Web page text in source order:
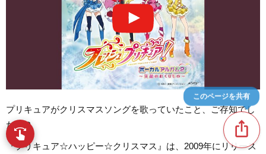
プリキュアがクリスマスソングを歌っていたこと、ご存知でし
たか？
『プリキュア☆ハッピー☆クリスマス』は、2009年にリリース
ios_share
このページを共有
swipe 指先で音楽をブラウズ